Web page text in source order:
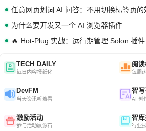
任意网页划词 AI 问答：不用切换标签页的
为什么要开发又一个 AI 浏览器插件
🔥 Hot-Plug 实战：运行期管理 Solon 插件
TECH DAILY
每日内容报纸化
阅
每周
DevFM
当天资讯听着看
智
AI 创
激励活动
参与活动赢源石
智
行业